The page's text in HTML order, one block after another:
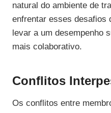
natural do ambiente de
enfrentar esses desafios
levar a um desempenho
mais colaborativo.
Conflitos
Os conflitos entre